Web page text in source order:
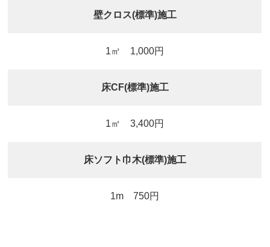
壁クロス(標準)施工
1㎡ 1,000円
床CF(標準)施工
1㎡ 3,400円
床ソフト巾木(標準)施工
1m 750円